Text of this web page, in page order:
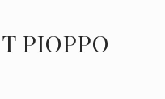
PIOPPO